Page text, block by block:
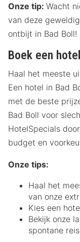
Onze tip: Wacht
van deze
ontbijt in Bad Boll!
Boek een
Haal het meeste
Een hotel in Bad
met de beste
Bad Boll voor
HotelSpecials
budget en
Onze tips:
Haal het
van onze
Kies een
Bekijk onze
spontane